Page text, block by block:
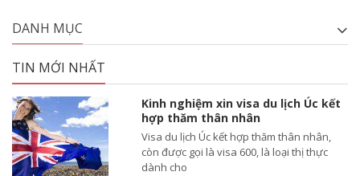
DANH MỤC
TIN MỚI NHẤT
Kinh nghiệm xin visa du lịch Úc kết
hợp thăm thân nhân
Visa du lịch Úc kết hợp thăm thân nhân,
còn được gọi là visa 600, là loại thị thực
dành cho